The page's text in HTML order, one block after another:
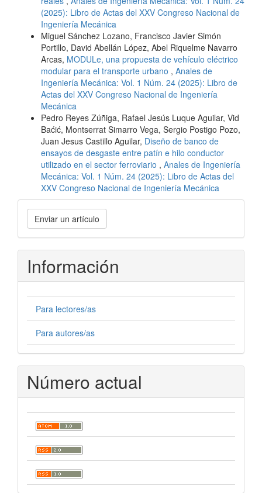
(2025): Libro de Actas del XXV Congreso Nacional de
Ingeniería Mecánica
Miguel Sánchez Lozano, Francisco Javier Simón
Portillo, David Abellán López, Abel Riquelme Navarro
Arcas, MODULe, una propuesta de vehículo eléctrico
modular para el transporte urbano , Anales de
Ingeniería Mecánica: Vol. 1 Núm. 24 (2025): Libro de
Actas del XXV Congreso Nacional de Ingeniería
Mecánica
Pedro Reyes Zúñiga, Rafael Jesús Luque Aguilar, Vid
Baćić, Montserrat Simarro Vega, Sergio Postigo Pozo,
Juan Jesus Castillo Aguilar, Diseño de banco de
ensayos de desgaste entre patín e hilo conductor
utilizado en el sector ferroviario , Anales de Ingeniería
Mecánica: Vol. 1 Núm. 24 (2025): Libro de Actas del
XXV Congreso Nacional de Ingeniería Mecánica
Enviar
un
artículo
Enviar un artículo
Información
Para lectores/as
Para autores/as
Número actual